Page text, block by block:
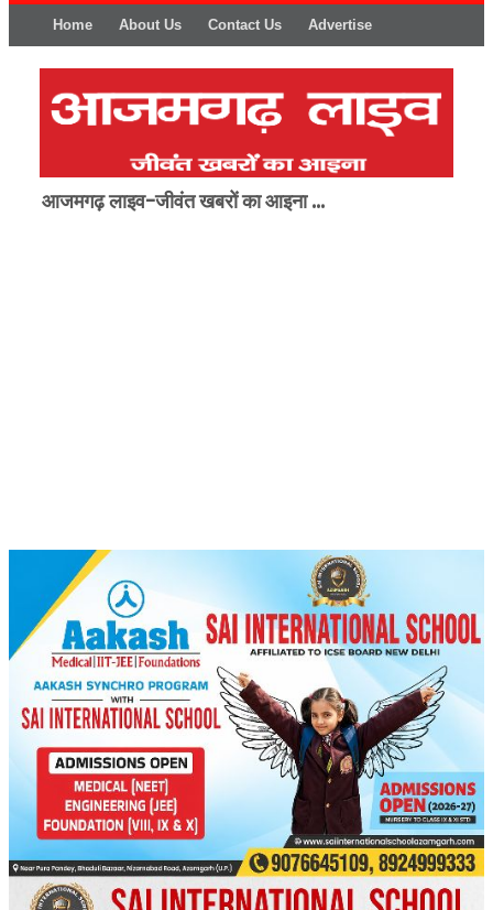
Home About Us Contact Us Advertise
आजमगढ़ लाइव-जीवंत खबरों का आइना ...